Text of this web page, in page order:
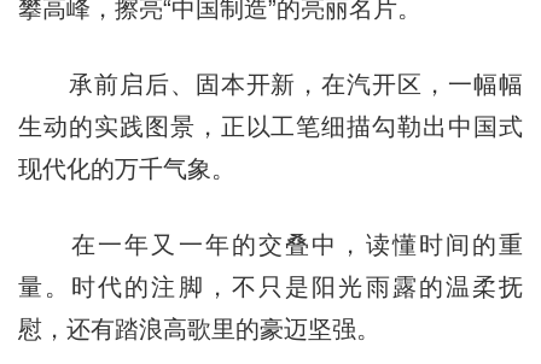
攀高峰，擦亮“中国制造”的亮丽名片。
承前启后、固本开新，在汽开区，一幅幅
生动的实践图景，正以工笔细描勾勒出中国式
现代化的万千气象。
在一年又一年的交叠中，读懂时间的重
量。时代的注脚，不只是阳光雨露的温柔抚
慰，还有踏浪高歌里的豪迈坚强。